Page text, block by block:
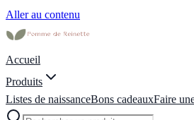
Aller au contenu
Accueil
Produits
Listes de naissanceBons cadeauxFaire